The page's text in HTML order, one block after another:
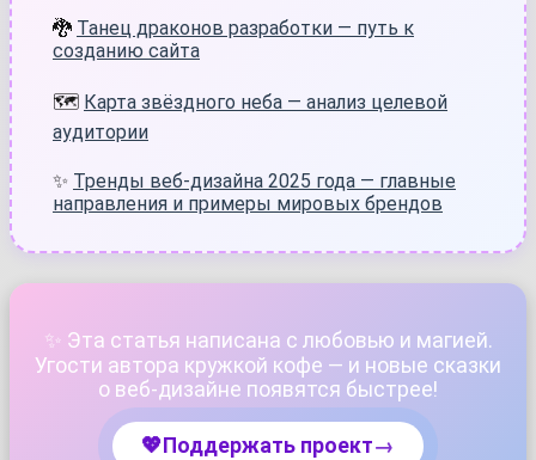
🐉 Танец драконов разработки — путь к
созданию сайта
🗺️ Карта звёздного неба — анализ целевой
аудитории
✨ Тренды веб-дизайна 2025 года — главные
направления и примеры мировых брендов
✨ Эта статья написана с любовью и магией.
Угости автора кружкой кофе — и новые сказки
о веб-дизайне появятся быстрее!
💖 Поддержать проект→